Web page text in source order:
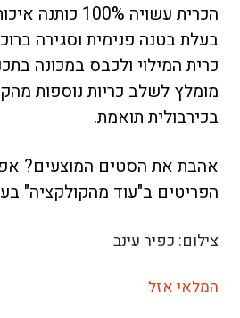
הכרית עשויה 100% כותנה איכותית ונעימה למגע.
בעלת בטנה פנימית וסגירה
כרית המילוי ולכבס במכונה
מומלץ לשלב כריות נוספות
בכירבולית תואמת.
אהבת את הסטים המוצעים?
הפריטים ב"עוד מהקולקציה"
צילום: כפיר עינב
המלאי אזל